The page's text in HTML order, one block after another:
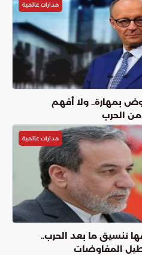
مدارات عالمية
بمهارة.. ولا أفهم
من الحرب
مدارات عالمية
تنسيق ما بعد الحرب..
المفاوضات